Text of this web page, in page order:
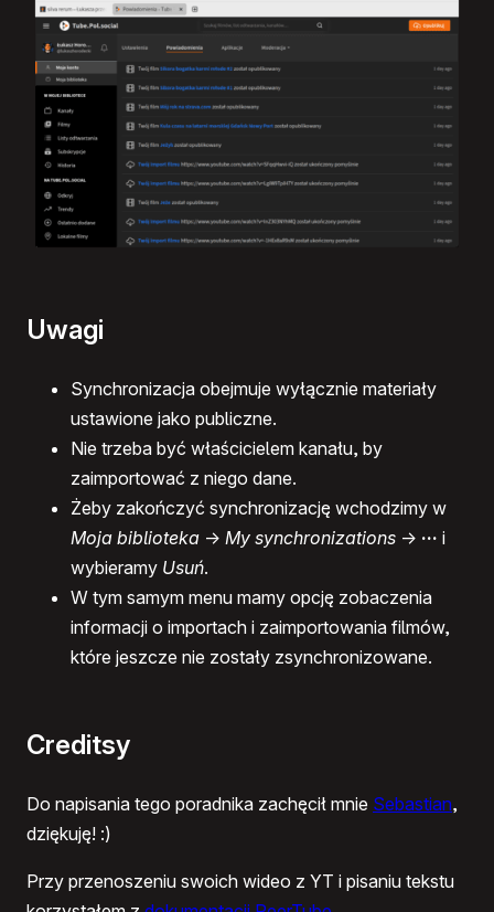
Uwagi
Synchronizacja obejmuje wyłącznie materiały
ustawione jako publiczne.
Nie trzeba być właścicielem kanału, by
zaimportować z niego dane.
Żeby zakończyć synchronizację wchodzimy w
Moja biblioteka -> My synchronizations -> ··· i
wybieramy Usuń.
W tym samym menu mamy opcję zobaczenia
informacji o importach i zaimportowania filmów,
które jeszcze nie zostały zsynchronizowane.
Creditsy
Do napisania tego poradnika zachęcił mnie Sebastian,
dziękuję! :)
Przy przenoszeniu swoich wideo z YT i pisaniu tekstu